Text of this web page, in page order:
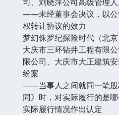
——未经董事会决议，以公
权转让协议的效力
梦幻侏罗纪探险时代（北
大庆市三环钻井工程有限
限公司、大庆市大正建筑
纷案
——当事人之间就同一笔股
同》时，对实际履行的是
实际履行情况作出认定